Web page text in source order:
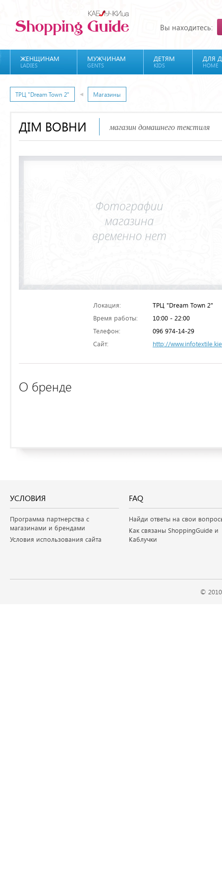
Вы находитесь:
ЖЕНЩИНАМ
LADIES
МУЖЧИНАМ
GENTS
ДЕТЯМ
KIDS
ДЛЯ
HOME
ТРЦ "Dream Town 2" Магазины
ДІМ ВОВНИ магазин домашнего текстиля
Локация:
ТРЦ "Dream Town 2"
Время работы:
10:00 - 22:00
Телефон:
096 974-14-29
Сайт:
http://
О бренде
УСЛОВИЯ
Программа партнерства с
магазинами и брендами
Условия использования сайта
FAQ
Найди ответы на свои
Как связаны ShoppingGuide и
Каблучки
©